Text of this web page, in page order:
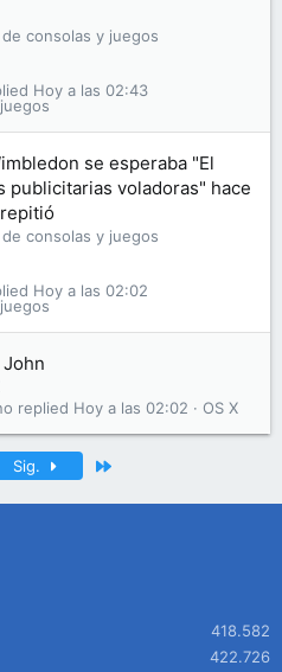
de consolas y juegos
Hoy a las 02:43
se esperaba "El
publicitarias voladoras" hace
de consolas y juegos
Hoy a las 02:02
OS X
Hoy a las 02:02
Sig.
418.582
422.726